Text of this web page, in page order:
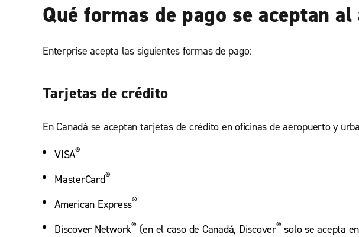
Qué formas de pago se aceptan
Enterprise acepta las siguientes formas de pago:
Tarjetas de crédito
En Canadá se aceptan tarjetas de crédito en oficinas de aeropuerto y
VISA®
MasterCard®
American Express®
Discover Network® (en el caso de Canadá, Discover® solo se acepta